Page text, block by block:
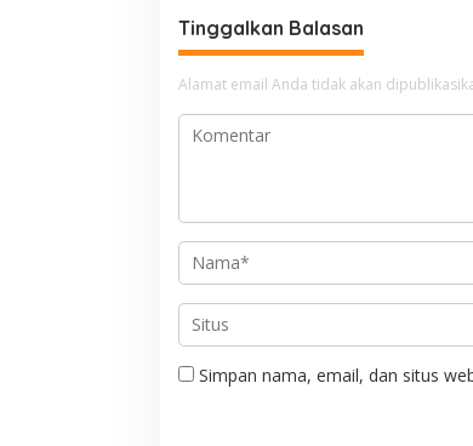
g
a
s
i
s
Tinggalkan Balasan
Alamat email Anda tidak akan
Simpan nama, email, dan situs